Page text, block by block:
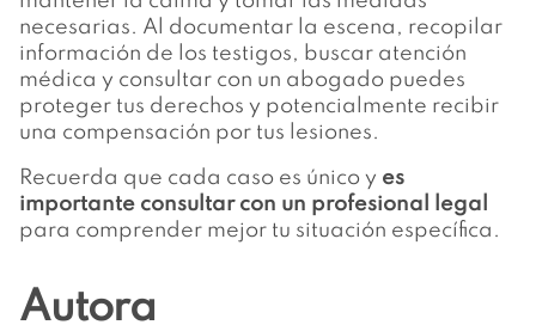
necesarias. Al documentar la escena, recopilar
información de los testigos, buscar atención
médica y consultar con un abogado puedes
proteger tus derechos y potencialmente recibir
una compensación por tus lesiones.
Recuerda que cada caso es único y es
importante consultar con un profesional legal
para comprender mejor tu situación específica.
Autora